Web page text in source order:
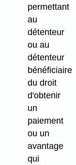
permettant
au
détenteur
ou au
détenteur
bénéficiaire
du droit
d'obtenir
un
paiement
ou un
avantage
qui